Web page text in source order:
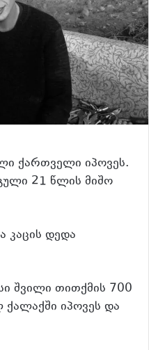
ქართველი იპოვეს.
21 წლის მიშო
კაცის დედა
შვილი თითქმის 700
იპოვეს და